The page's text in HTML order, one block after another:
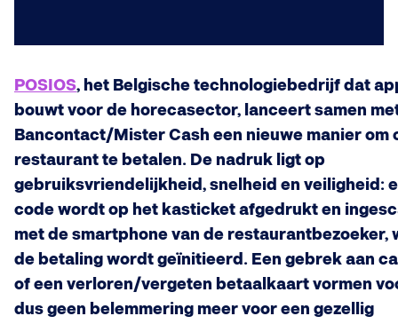
POSIOS, het Belgische technologiebedrijf dat
bouwt voor de horecasector, lanceert samen
Bancontact/Mister Cash een nieuwe manier om
restaurant te betalen. De nadruk ligt op
gebruiksvriendelijkheid, snelheid en veiligheid:
code wordt op het kasticket afgedrukt en
met de smartphone van de restaurantbezoeker,
de betaling wordt geïnitieerd. Een gebrek aan
of een verloren/vergeten betaalkaart vormen
dus geen belemmering meer voor een gezellig